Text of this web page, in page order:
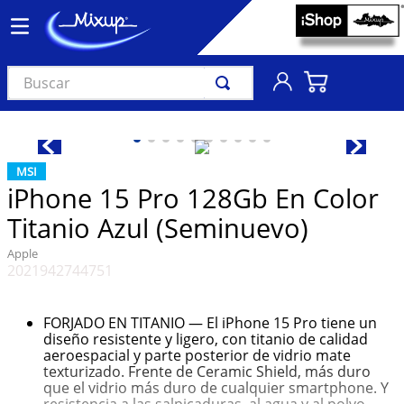
Buscar
MSI
iPhone 15 Pro 128Gb En Color
Titanio Azul (Seminuevo)
Apple
2021942744751
FORJADO EN TITANIO — El iPhone 15 Pro tiene un
diseño resistente y ligero, con titanio de calidad
aeroespacial y parte posterior de vidrio mate
texturizado. Frente de Ceramic Shield, más duro
que el vidrio más duro de cualquier smartphone. Y
3.
audífonos
4 .
madonna
5.
ariana grande
7.
importados
8 .
manga
9.
taylor swift